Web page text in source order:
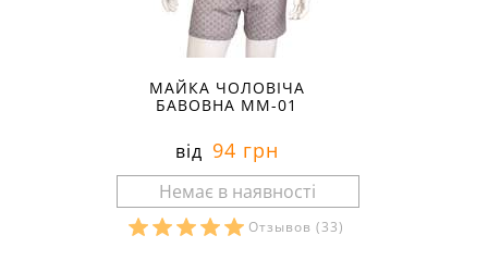
МАЙКА ЧОЛОВІЧА
БАВОВНА ММ-01
від 94 грн
Отзывов (33)